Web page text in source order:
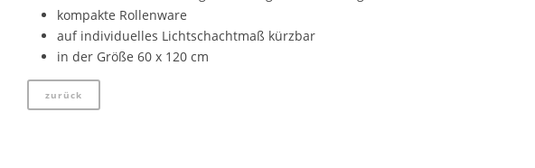
kompakte Rollenware
auf individuelles Lichtschachtmaß kürzbar
in der Größe 60 x 120 cm
zurück